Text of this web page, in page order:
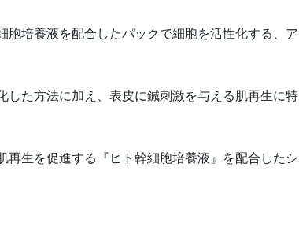
培養液を配合したパックで細胞を活性化する、ア
た方法に加え、表皮に鍼刺激を与える肌再生に特
生を促進する『ヒト幹細胞培養液』を配合したシ